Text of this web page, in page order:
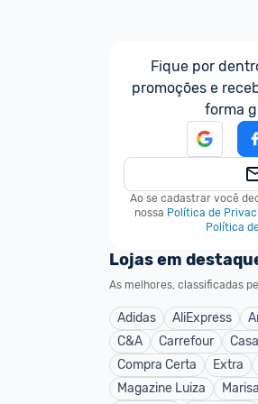
Fique por
promoções e
forma
Ao se cadastrar você
nossa Política de
Política
Lojas em
As melhores, classificadas
Adidas AliExpress
C&A
Carrefour
Compra Certa
Extra
Magazine Luiza
Marisa